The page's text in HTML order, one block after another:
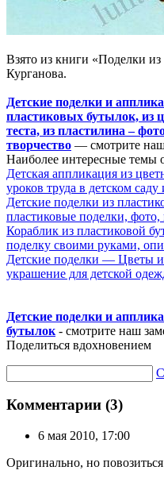
Взято из книги «Поделки
Курганова.
Детские поделки и
пластиковых бутылок, из
теста, из пластилина –
творчество — смотрите наш
Наиболее интересные темы
Детская аппликация из
уроков труда в детском саду
Детские поделки из
пластиковые поделки, фото,
Кораблик из пластиковой
поделку своими руками,
Детские поделки — Цветы
украшение для детской
Детские поделки и
бутылок - смотрите наш
Поделиться вдохновением
Комментарии (3)
6 мая 2010, 17:00
Оригинально, но